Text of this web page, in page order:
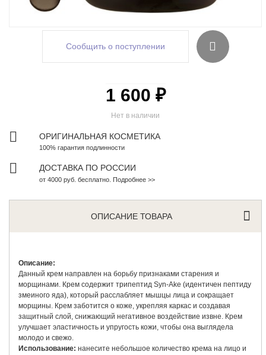
Сообщить о поступлении
Нет в наличии
1 600 ₽
ОРИГИНАЛЬНАЯ КОСМЕТИКА
100% гарантия подлинности
ДОСТАВКА ПО РОССИИ
от 4000 руб. бесплатно. Подробнее >>
ОПИСАНИЕ ТОВАРА
Описание:
Данный крем направлен на борьбу признаками старения и
морщинами. Крем содержит трипептид Syn-Ake (идентичен пептиду
змеиного яда), который расслабляет мышцы лица и сокращает
морщины. Крем заботится о коже, укрепляя каркас и создавая
защитный слой, снижающий негативное воздействие извне. Крем
улучшает эластичность и упругость кожи, чтобы она выглядела
молодо и свежо.
Использование: нанесите небольшое количество крема на лицо и